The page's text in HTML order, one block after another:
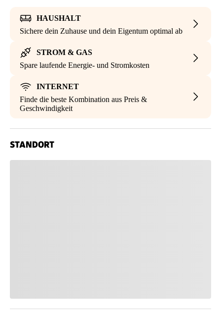
HAUSHALT
Sichere dein Zuhause und dein Eigentum optimal ab
STROM & GAS
Spare laufende Energie- und Stromkosten
INTERNET
Finde die beste Kombination aus Preis &
Geschwindigkeit
STANDORT